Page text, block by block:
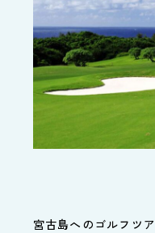
宮古島へのゴルフツ